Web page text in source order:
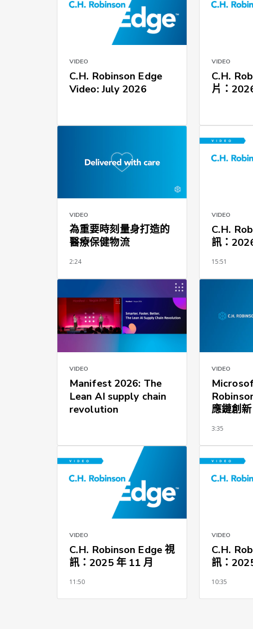
VIDEO
C.H. Robinson Edge
Video: July 2026
VIDEO
C.H.
片：
VIDEO
為重要時刻量身打造的
醫療保健物流
2:24
VIDEO
C.H.
訊：
15:51
VIDEO
Manifest 2026: The
Lean AI supply chain
revolution
VIDEO
應鏈創新
3:35
VIDEO
C.H. Robinson Edge 視
訊：2025 年 11 月
11:50
VIDEO
C.H.
訊：
10:35